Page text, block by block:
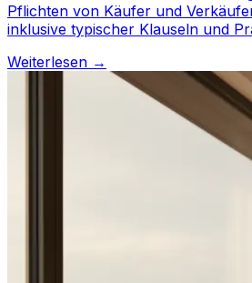
Pflichten von Käufer und
inklusive typischer Klauseln und
Weiterlesen →